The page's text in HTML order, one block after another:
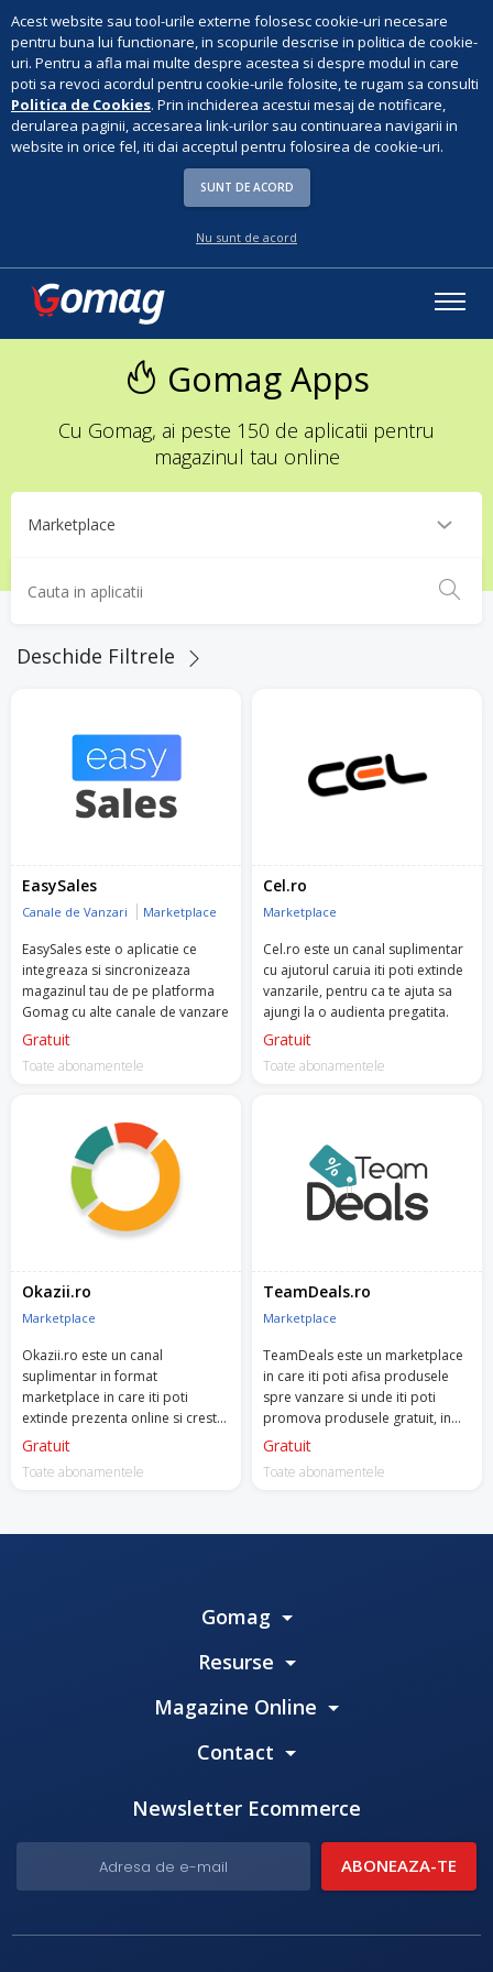
Acest website sau tool-urile externe folosesc cookie-uri necesare
pentru buna lui functionare, in scopurile descrise in politica de cookie-
uri. Pentru a afla mai multe despre acestea si despre modul in care
poti sa revoci acordul pentru cookie-urile folosite, te rugam sa consulti
Politica de Cookies. Prin inchiderea acestui mesaj de notificare,
derularea paginii, accesarea link-urilor sau continuarea navigarii in
website in orice fel, iti dai acceptul pentru folosirea de cookie-uri.
SUNT DE ACORD
Nu sunt de acord
Gomag Apps
Cu Gomag, ai peste 150 de aplicatii pentru
magazinul tau online
Deschide Filtrele
EasySales
Canale de Vanzari Marketplace
EasySales este o aplicatie ce
integreaza si sincronizeaza
magazinul tau de pe platforma
Gomag cu alte canale de vanzare
Gratuit
Toate abonamentele
Cel.ro
Marketplace
Cel.ro este un canal suplimentar
cu ajutorul caruia iti poti extinde
vanzarile, pentru ca te ajuta sa
ajungi la o audienta pregatita.
Gratuit
Toate abonamentele
Okazii.ro
Marketplace
Okazii.ro este un canal
suplimentar in format
marketplace in care iti poti
extinde prezenta online si creste
vanzarile.
Gratuit
Toate abonamentele
TeamDeals.ro
Marketplace
TeamDeals este un marketplace
in care iti poti afisa produsele
spre vanzare si unde iti poti
promova produsele gratuit, in
fata a peste 3.5 milioane de
Gratuit
Toate abonamentele
Gomag
Resurse
Magazine Online
Contact
Newsletter Ecommerce